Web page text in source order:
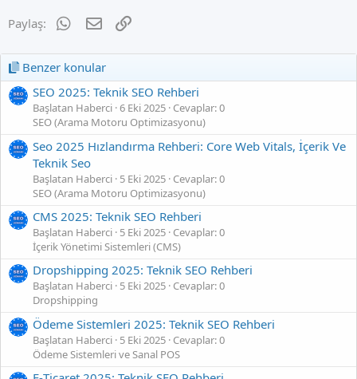
Paylaş: WhatsApp
E-posta
Benzer konular
SEO 2025: Teknik SEO Rehberi
Başlatan Haberci 6 Eki 2025 Cevaplar: 0
SEO (Arama Motoru Optimizasyonu)
Seo 2025 Hızlandırma Rehberi: Core Web Vitals, İçerik Ve
Teknik Seo
Başlatan Haberci 5 Eki 2025 Cevaplar: 0
SEO (Arama Motoru Optimizasyonu)
CMS 2025: Teknik SEO Rehberi
Başlatan Haberci 5 Eki 2025 Cevaplar: 0
İçerik Yönetimi Sistemleri (CMS)
Dropshipping 2025: Teknik SEO Rehberi
Başlatan Haberci 5 Eki 2025 Cevaplar: 0
Dropshipping
Ödeme Sistemleri 2025: Teknik SEO Rehberi
Başlatan Haberci 5 Eki 2025 Cevaplar: 0
Ödeme Sistemleri ve Sanal POS